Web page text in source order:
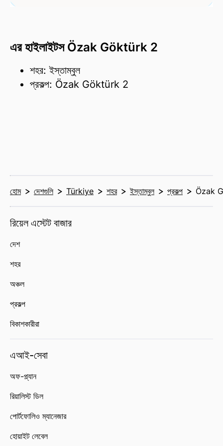
এর হাইলাইটস Özak Göktürk 2
শহর: ইস্তাম্বুল
প্রকল্প: Özak Göktürk 2
হোম দেশগুলি Türkiye শহর ইস্তাম্বুল প্রকল্প Özak
রিয়েল এস্টেট বাজার
দেশ
শহর
অঞ্চল
প্রকল্প
বিকাশকারীরা
এআই-সেবা
অফ-প্ল্যান
রিয়ালিস্ট ডিল
পোর্টফোলিও ম্যানেজার
হোয়াইট লেবেল